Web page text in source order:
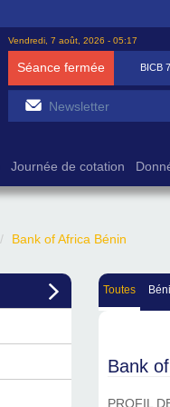
Vendredi, 7 août, 2026 - 05:17
Séance fermée BICB 7
Journée de cotation
Bank of Africa Bénin
Toutes
Bank
PROFIL